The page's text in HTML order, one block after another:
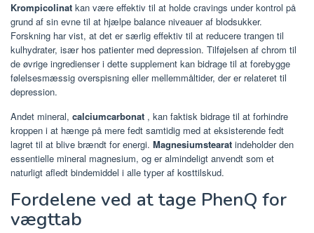
Krompicolinat kan være effektiv til at holde cravings under kontrol på
grund af sin evne til at hjælpe balance niveauer af blodsukker.
Forskning har vist, at det er særlig effektiv til at reducere trangen til
kulhydrater, især hos patienter med depression. Tilføjelsen af chrom til
de øvrige ingredienser i dette supplement kan bidrage til at forebygge
følelsesmæssig overspisning eller mellemmåltider, der er relateret til
depression.
Andet mineral, calciumcarbonat , kan faktisk bidrage til at forhindre
kroppen i at hænge på mere fedt samtidig med at eksisterende fedt
lagret til at blive brændt for energi. Magnesiumstearat indeholder den
essentielle mineral magnesium, og er almindeligt anvendt som et
naturligt afledt bindemiddel i alle typer af kosttilskud.
Fordelene ved at tage PhenQ for
vægttab